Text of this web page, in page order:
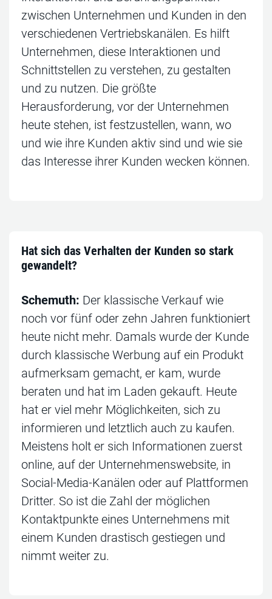
zwischen Unternehmen und Kunden in den
verschiedenen Vertriebskanälen. Es hilft
Unternehmen, diese Interaktionen und
Schnittstellen zu verstehen, zu gestalten
und zu nutzen. Die größte
Herausforderung, vor der Unternehmen
heute stehen, ist festzustellen, wann, wo
und wie ihre Kunden aktiv sind und wie sie
das Interesse ihrer Kunden wecken können.
Hat sich das Verhalten der Kunden so stark
gewandelt?
Schemuth: Der klassische Verkauf wie
noch vor fünf oder zehn Jahren funktioniert
heute nicht mehr. Damals wurde der Kunde
durch klassische Werbung auf ein Produkt
aufmerksam gemacht, er kam, wurde
beraten und hat im Laden gekauft. Heute
hat er viel mehr Möglichkeiten, sich zu
informieren und letztlich auch zu kaufen.
Meistens holt er sich Informationen zuerst
online, auf der Unternehmenswebsite, in
Social-Media-Kanälen oder auf Plattformen
Dritter. So ist die Zahl der möglichen
Kontaktpunkte eines Unternehmens mit
einem Kunden drastisch gestiegen und
nimmt weiter zu.